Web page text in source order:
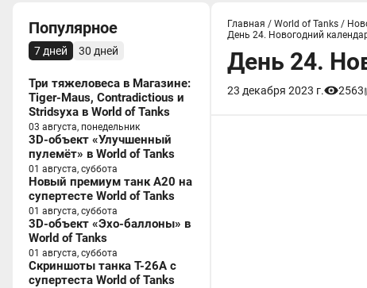
Популярное
7 дней 30 дней
Три тяжеловеса в Магазине:
Tiger-Maus, Contradictious и
Stridsyxa в World of Tanks
03 августа, понедельник
3D-объект «Улучшенный
пулемёт» в World of Tanks
01 августа, суббота
Новый премиум танк A20 на
супертесте World of Tanks
01 августа, суббота
3D-объект «Эхо-баллоны» в
World of Tanks
01 августа, суббота
Скриншоты танка T-26A с
супертеста World of Tanks
Главная / World of Tanks /
День 24. Новогодний
День 24.
23 декабря 2023 г. 2563